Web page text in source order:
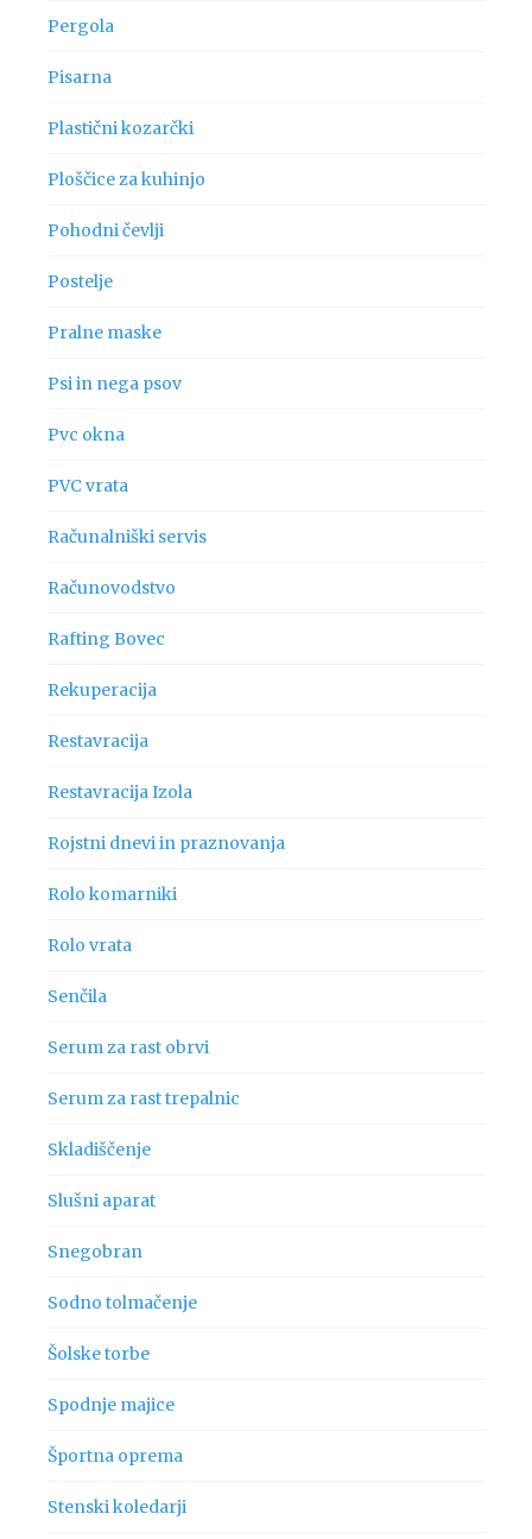
Pergola
Pisarna
Plastični kozarčki
Ploščice za kuhinjo
Pohodni čevlji
Postelje
Pralne maske
Psi in nega psov
Pvc okna
PVC vrata
Računalniški servis
Računovodstvo
Rafting Bovec
Rekuperacija
Restavracija
Restavracija Izola
Rojstni dnevi in praznovanja
Rolo komarniki
Rolo vrata
Senčila
Serum za rast obrvi
Serum za rast trepalnic
Skladiščenje
Slušni aparat
Snegobran
Sodno tolmačenje
Šolske torbe
Spodnje majice
Športna oprema
Stenski koledarji